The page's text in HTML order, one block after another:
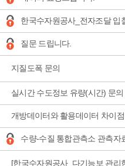
' 한국수자원공사_전자조달 입
' 질문 드립니다.
지질도폭 문의
실시간 수도정보 유량(시간) 문의
개방데이터와 활용데이터 차이점
' 수량-수질 통합관측소 관측자
[한국수자원공사_다기능보 관리